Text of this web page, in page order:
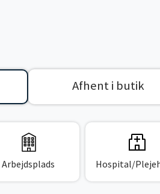
Afhent i butik
Arbejdsplads Hospital/